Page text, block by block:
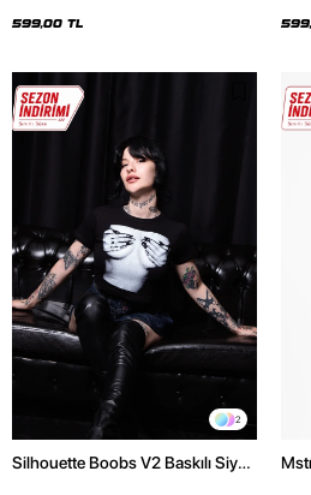
599,00 TL
2
Silhouette Boobs V2 Baskılı Siyah